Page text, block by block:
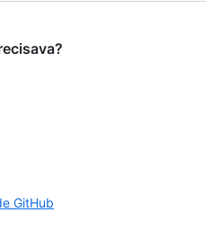
GitHub